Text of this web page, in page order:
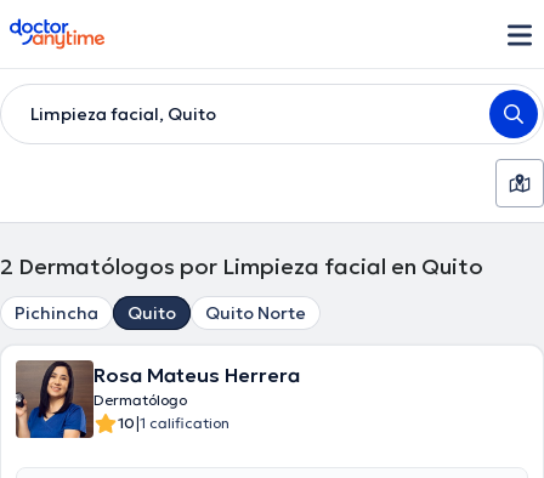
doctoranytime
Limpieza facial, Quito
2 Dermatólogos por Limpieza facial en Quito
Pichincha Quito Quito Norte
Rosa Mateus Herrera
Dermatólogo
10|1 calification